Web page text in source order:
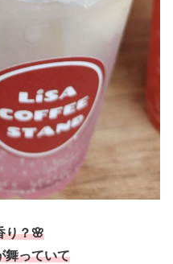
り？🌸
舞っていて